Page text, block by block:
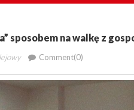
sposobem na walkę z
Comment(0)